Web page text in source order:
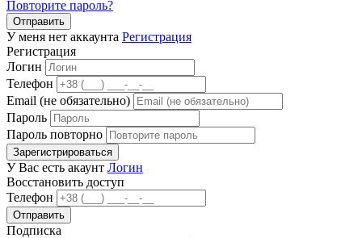
Повторите пароль?
Отправить
У меня нет аккаунта Регистрация
Регистрация
Логин
Телефон
Email (не обязательно)
Пароль
Пароль повторно
Зарегистрироваться
У Вас есть акаунт Логин
Восстановить доступ
Телефон
Отправить
Подписка